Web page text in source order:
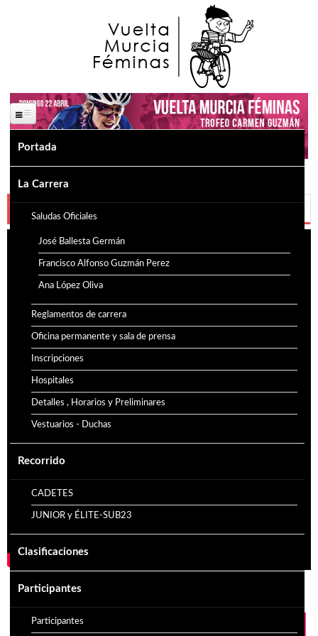
Portada
La Carrera
Saludas Oficiales
José Ballesta Germán
Francisco Alfonso Guzmán Perez
Ana López Oliva
Reglamentos de carrera
Oficina permanente y sala de prensa
Inscripciones
Hospitales
Detalles , Horarios y Preliminares
Vestuarios - Duchas
Recorrido
CADETES
JUNIOR y ÉLITE-SUB23
Clasificaciones
Participantes
Participantes